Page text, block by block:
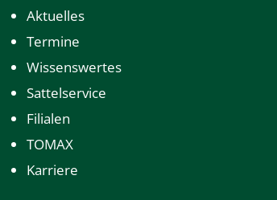
Aktuelles
Termine
Wissenswertes
Sattelservice
Filialen
TOMAX
Karriere